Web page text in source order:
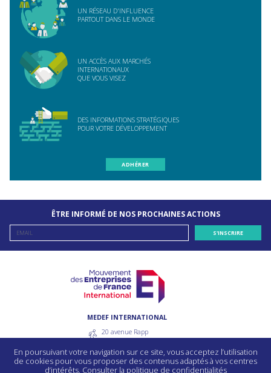
UN RÉSEAU D'INFLUENCE
PARTOUT DANS LE MONDE
UN ACCÈS AUX MARCHÉS
INTERNATIONAUX
QUE VOUS VISEZ
DES INFORMATIONS STRATÉGIQUES
POUR VOTRE DÉVELOPPEMENT
ADHÉRER
ÊTRE INFORMÉ DE NOS PROCHAINES ACTIONS
MEDEF INTERNATIONAL
20 avenue Rapp
75007 Paris - France
55 avenue bosquet
75330 Paris Cedex 7 - France
En poursuivant votre navigation sur ce site, vous acceptez l’utilisation
de cookies pour vous proposer des contenus adaptés à vos centres
d’intérêts. Consulter la politique de confidentialités